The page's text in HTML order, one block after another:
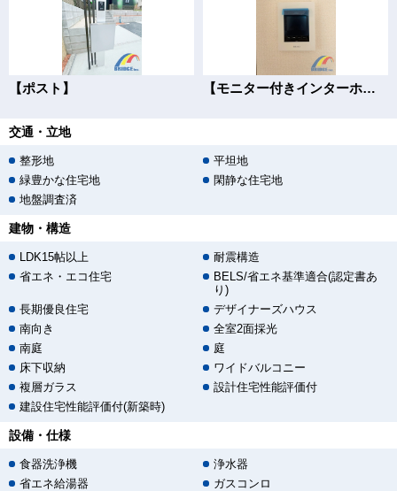
【ポスト】 【モニター付きインターホン】
交通・立地
整形地
平坦地
緑豊かな住宅地
閑静な住宅地
地盤調査済
建物・構造
LDK15帖以上
耐震構造
省エネ・エコ住宅
BELS/省エネ基準適合(認定書あ
り)
長期優良住宅
デザイナーズハウス
南向き
全室2面採光
南庭
庭
床下収納
ワイドバルコニー
複層ガラス
設計住宅性能評価付
建設住宅性能評価付(新築時)
設備・仕様
食器洗浄機
浄水器
省エネ給湯器
ガスコンロ